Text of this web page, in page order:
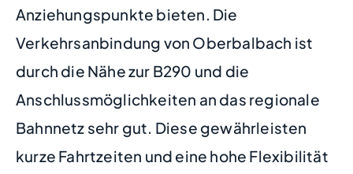
Anziehungspunkte bieten. Die
Verkehrsanbindung von Oberbalbach ist
durch die Nähe zur B290 und die
Anschlussmöglichkeiten an das regionale
Bahnnetz sehr gut. Diese gewährleisten
kurze Fahrtzeiten und eine hohe Flexibilität